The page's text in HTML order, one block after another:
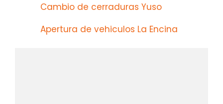
Cambio de cerraduras Yuso
Apertura de vehiculos La Encina